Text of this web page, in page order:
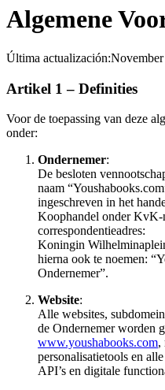
Algemene
Última actualización:
Artikel 1 – Definities
Voor de toepassing van deze
onder:
Ondernemer:
De besloten
naam
ingeschreven in het
Koophandel onder KvK-
correspondentieadres:
Koningin
hierna ook te noemen:
Ondernemer”.
Website:
Alle websites,
de Ondernemer worden
www.youshabooks.com,
personalisatietools en
API’s en digitale